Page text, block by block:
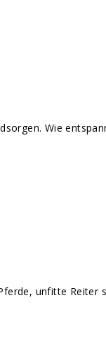
Wie
unfitte Reiter